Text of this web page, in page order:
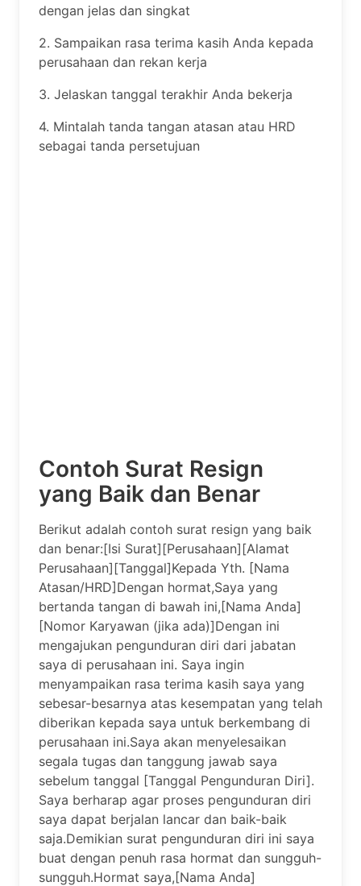
dengan jelas dan singkat
2. Sampaikan rasa terima kasih Anda kepada
perusahaan dan rekan kerja
3. Jelaskan tanggal terakhir Anda bekerja
4. Mintalah tanda tangan atasan atau HRD
sebagai tanda persetujuan
Contoh Surat Resign
yang Baik dan Benar
Berikut adalah contoh surat resign yang baik
dan benar:[Isi Surat][Perusahaan][Alamat
Perusahaan][Tanggal]Kepada Yth. [Nama
Atasan/HRD]Dengan hormat,Saya yang
bertanda tangan di bawah ini,[Nama Anda]
[Nomor Karyawan (jika ada)]Dengan ini
mengajukan pengunduran diri dari jabatan
saya di perusahaan ini. Saya ingin
menyampaikan rasa terima kasih saya yang
sebesar-besarnya atas kesempatan yang telah
diberikan kepada saya untuk berkembang di
perusahaan ini.Saya akan menyelesaikan
segala tugas dan tanggung jawab saya
sebelum tanggal [Tanggal Pengunduran Diri].
Saya berharap agar proses pengunduran diri
saya dapat berjalan lancar dan baik-baik
saja.Demikian surat pengunduran diri ini saya
buat dengan penuh rasa hormat dan sungguh-
sungguh.Hormat saya,[Nama Anda]